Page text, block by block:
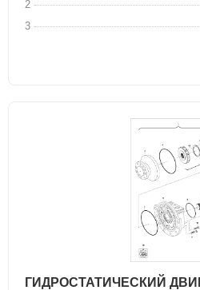
2
3
ГИДРОСТАТИЧЕСКИЙ